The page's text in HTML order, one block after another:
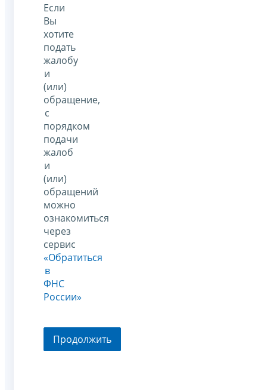
Если
Вы
хотите
подать
жалобу
и
(или)
обращение,
с
порядком
подачи
жалоб
и
(или)
обращений
можно
ознакомиться
через
сервис
«Обратиться
в
ФНС
России»
Продолжить